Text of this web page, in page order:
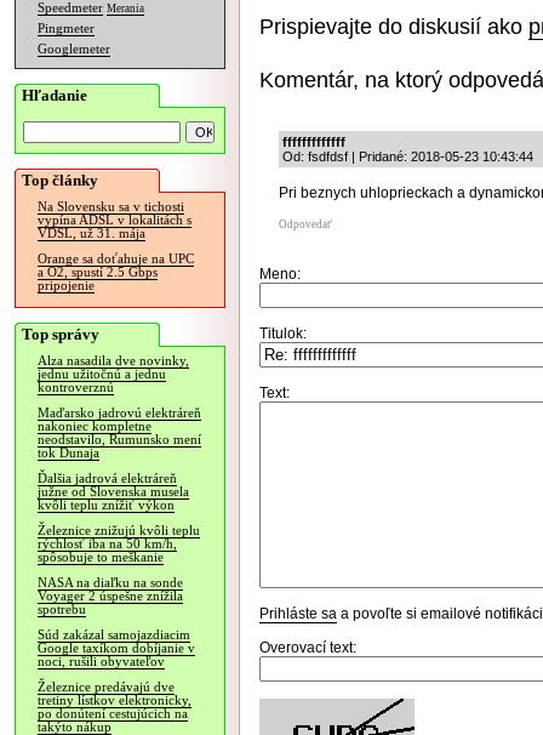
Speedmeter Merania
Pingmeter
Googlemeter
Hľadanie
Top články
Na Slovensku sa v tichosti
vypína ADSL v lokalitách s
VDSL, už 31. mája
Orange sa doťahuje na UPC
a O2, spustí 2.5 Gbps
pripojenie
Top správy
Alza nasadila dve novinky,
jednu užitočnú a jednu
kontroverznú
Maďarsko jadrovú elektráreň
nakoniec kompletne
neodstavilo, Rumunsko mení
tok Dunaja
Ďalšia jadrová elektráreň
južne od Slovenska musela
kvôli teplu znížiť výkon
Železnice znižujú kvôli teplu
rýchlosť iba na 50 km/h,
spôsobuje to meškanie
NASA na diaľku na sonde
Voyager 2 úspešne znížila
spotrebu
Súd zakázal samojazdiacim
Google taxíkom dobíjanie v
noci, rušili obyvateľov
Železnice predávajú dve
tretiny lístkov elektronicky,
po donútení cestujúcich na
takýto nákup
Prispievajte do diskusií ako
Komentár, na ktorý
fffffffffffff
Od: fsdfdsf | Pridané: 2018-05-23 10:43:44
Pri beznych uhloprieckach a
Odpovedať
Meno:
Titulok:
Text:
Prihláste sa a povoľte si emailové
Overovací text: